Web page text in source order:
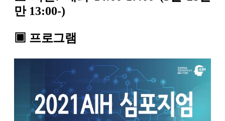
만 13:00-)
▣ 프로그램